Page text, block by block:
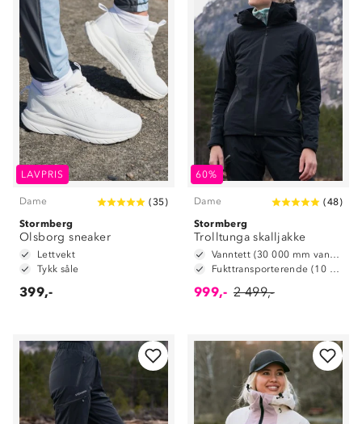
LAVPRIS
Dame (35)
Stormberg
Olsborg sneaker
Lettvekt
Tykk såle
399,-
60%
Dame (48)
Stormberg
Trolltunga skalljakke
Vanntett (30 000 mm vannsøyle)
Fukttransporterende (10 000 g/m2/24t)
999,- 2 499,-